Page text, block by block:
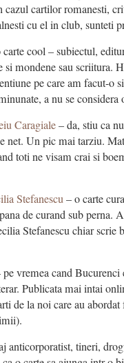
cazul cartilor romanesti,
cu el in club, sunteti
cool – subiectul,
si mondene sau scriitura.
pe care am facut-o
a nu se considera
Caragiale– da, stiu ca
net. Un pic mai tarziu.
toti ne visam crai si
Stefanescu– o carte
de curand sub perna.
Stefanescu chiar
pe vremea cand Bucurenci
Publicata mai intai
de la noi care au
anticorporatist, tineri,